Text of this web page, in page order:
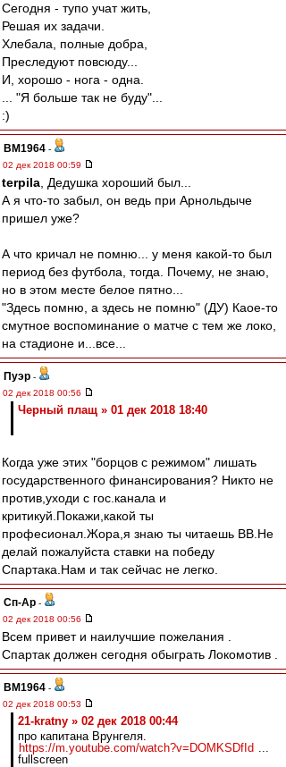
Сегодня - тупо учат жить,
Решая их задачи.
Хлебала, полные добра,
Преследуют повсюду...
И, хорошо - нога - одна.
... "Я больше так не буду"...
:)
BM1964 -
02 дек 2018 00:59
terpila , Дедушка хороший был...
А я что-то забыл, он ведь при Арнольдыче
пришел уже?
А что кричал не помню... у меня какой-то был
период без футбола, тогда. Почему, не знаю,
но в этом месте белое пятно...
"Здесь помню, а здесь не помню" (ДУ) Каое-то
смутное воспоминание о матче с тем же локо,
на стадионе и...все...
Пуэр -
02 дек 2018 00:56
Черный плащ » 01 дек 2018 18:40
Когда уже этих "борцов с режимом" лишать
государственного финансирования? Никто не
против,уходи с гос.канала и
критикуй.Покажи,какой ты
професионал.Жора,я знаю ты читаешь ВВ.Не
делай пожалуйста ставки на победу
Спартака.Нам и так сейчас не легко.
Сп-Ар -
02 дек 2018 00:56
Всем привет и наилучшие пожелания .
Спартак должен сегодня обыграть Локомотив .
BM1964 -
02 дек 2018 00:53
21-kratny » 02 дек 2018 00:44
про капитана Врунгеля.
https://m.youtube.com/watch?v=DOMKSDfId ...
fullscreen